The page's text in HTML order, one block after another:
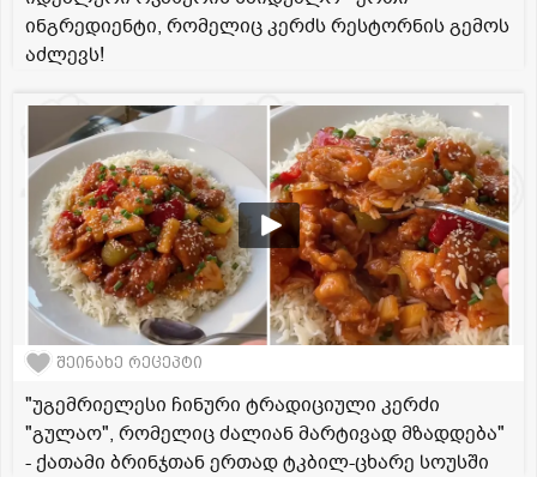
ინგრედიენტი, რომელიც კერძს რესტორნის გემოს
აძლევს!
შეინახე რეცეპტი
"უგემრიელესი ჩინური ტრადიციული კერძი
"გულაო", რომელიც ძალიან მარტივად მზადდება"
- ქათამი ბრინჯთან ერთად ტკბილ-ცხარე სოუსში